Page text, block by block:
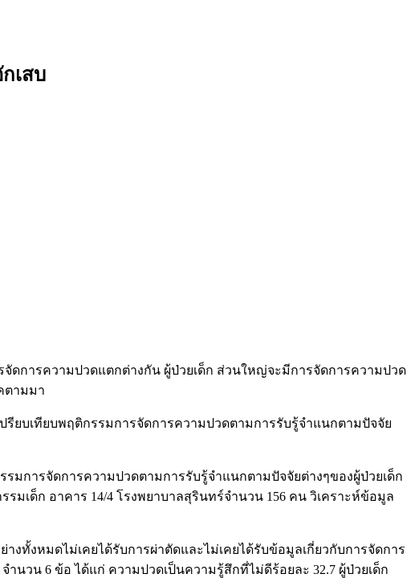
เสบ
ดการความปวดแตกต่างกัน ผู้ป่วยเด็ก ส่วนใหญ่จะมีการจัดการความปวด
ตามมา
ยบเทียบพฤติกรรมการจัดการความปวดตามการรับรู้จำแนกตามปัจจัย
มการจัดการความปวดตามการรับรู้จำแนกตามปัจจัยต่างๆของผู้ป่วยเด็ก
มเด็ก อาคาร 14/4 โรงพยาบาลสุรินทร์จำนวน 156 คน วิเคราะห์ข้อมูล
งทั้งหมดไม่เคยได้รับการผ่าตัดและไม่เคยได้รับข้อมูลเกี่ยวกับการจัดการ
นวน 6 ข้อ ได้แก่ ความปวดเป็นความรู้สึกที่ไม่ดีร้อยละ 32.7 ผู้ป่วยเด็ก